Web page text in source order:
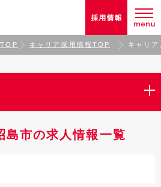
キャリア採用情報TOP キャリ
島市の求人情報一覧